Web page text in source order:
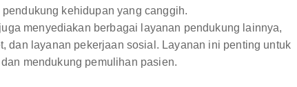
kehidupan yang canggih.
menyediakan berbagai layanan pendukung lainnya,
dan layanan pekerjaan sosial. Layanan ini penting untuk
mendukung pemulihan pasien.